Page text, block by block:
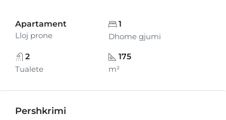
Apartament
Lloj prone
1
Dhome gjumi
2
Tualete
175
m²
Pershkrimi